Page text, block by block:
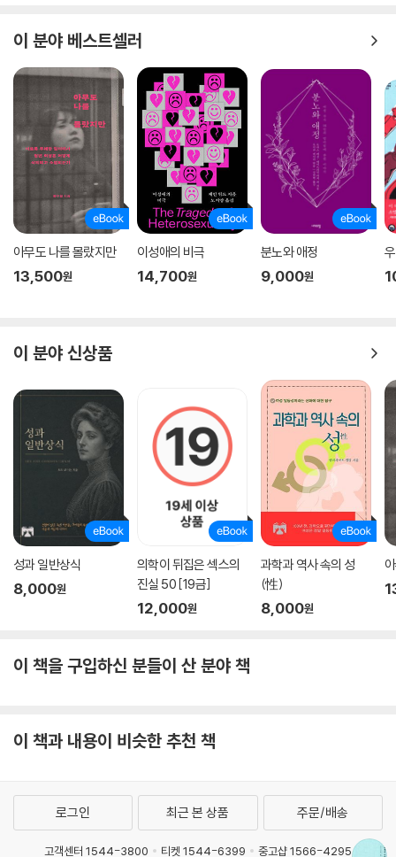
은 없어요.
체제 반대편 사람인 제가 쓰면서 객관적인 시선을 유지하려 노력했어요.
게다가 동시대에 태어난 제 자신의 생애 경험과 교차시키며 두 한국의 교
육제도와 사회문화를 서술해 나가면서, 분단 상황이 개개인의 관념에 미친
영향을 살펴볼 수 있었죠. 우리 둘의 문제가 곧 남과 북의 문제이고 나아가
세계 평화의 문제로 이어진다는 점에서 기존에 나온 고발서류 책과는 확연
한 차이가 있습니다.
Q 출간 후 프랑스뿐만 아니라 세계 각국에서 반향을 일으켰다고 들었습니
다. 그곳 독자들과는 주로 어떤 대화를 나누었나요?
(채세린) 출간 후 유럽 유수의 대학에서 강연 요청이 쇄도했어요. 심지어
대학에서도 초대받았죠. 그들은 평화나 통일에 관한 거대 담론이 아니라
요. 강연 때마다 경청하는 청중들 모습은 집필 때의 괴로음을 싹 씻어주면
전 세계적으로 코로나 시국에 접어들기 직전, 벨기에 브뤼셀 북페어(202
0 Foire du Livre book fair)에 한국문학을 소개하는 대표주자로 초대받
아 주목받았고요. 그때 『82년생 김지영』을 쓴 조남주 작가와 나란히 초대
되었죠. (한국이 코로나 시국에 접어들었을 때라 조남주 작가는 참석하지
못함) 청중들은 이 책이 인간에 대한, 평화에 대한 더없이 감동적인 책이라
며 공감과 지지의 말을 보내주었어요.
파리의 한 대학에서 한국 문화를 공부하는 학생들과는 온라인으로 만났는
데 저는 프랑스어를, 지현 님은 영어를, 학생들은 한국어를 썼어요. 여러 언
어와 문화가 어우러진 모습에 눈물이 핑 돌더군요. 글을 통해 세상과 새로
운 관계를 맺는 순간이었죠. 원서는 프랑스 ‘Bibliotheque Orange sele
ction 2020’ (파리 공립 도서관에서 선정하는 문학 작품)에 뽑힐 만큼 스
Q 채세린 작가님 해 온 일이 흥미로워요. 파리에서 문학을 공부하고, 뉴욕
로 뛰어들었다니 무척 흥미로워요.
(채세린) 프랑스에서 학부와 석사과정을 마치고 뉴욕대학에서 박사과정
는 의미도 있었어요. 프랑스어를 가르치면서 박사 논문을 앞두고 있는데
당시 월스트리트에서 일하는 친구들이 눈에 들어왔어요. 그들의 활기찬 모
습을 보면서 도서관에서 씨름하는 제 모습을 바라보게 되더라고요. 박사학
이 분야 베스트셀러
아무도 나를 몰랐지만
13,500원
이성애의 비극
14,700원
분노와 애정
9,000원
이 분야 신상품
성과 일반상식
8,000원
의학이 뒤집은 섹스의
진실 50 [19금]
12,000원
과학과 역사 속의 성
(性)
8,000원
이 책을 구입하신 분들이 산 분야 책
이 책과 내용이 비슷한 추천 책
로그인 최근 본 상품 주문/배송
고객센터 1544-3800 티켓 1544-6399 중고샵 1566-4295